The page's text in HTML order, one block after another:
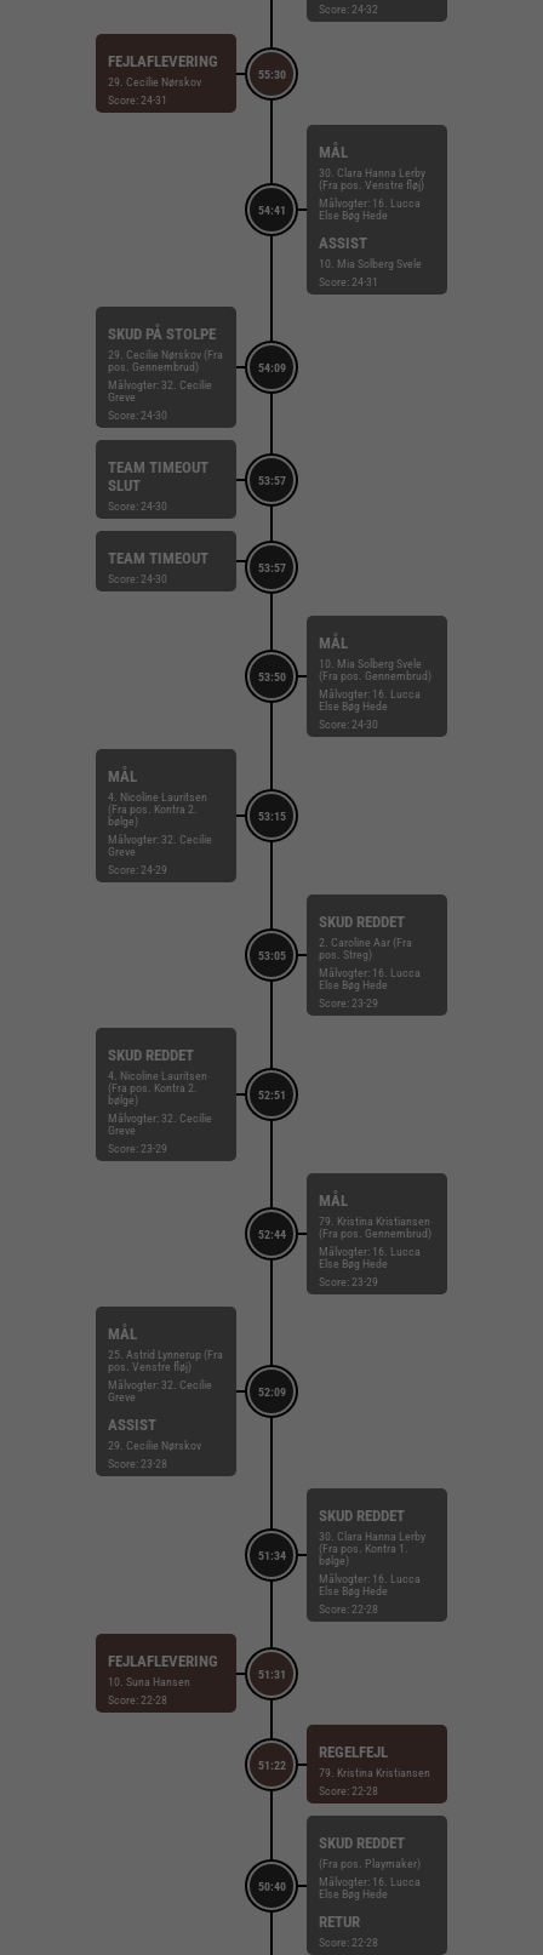
Score: 24-32
55:30
FEJLAFLEVERING
29. Cecilie Nørskov
Score: 24-31
54:41
MÅL
30. Clara Hanna Lerby
(Fra pos. Venstre fløj)
Målvogter: 16. Lucca
Else Bøg Hede
ASSIST
10. Mia Solberg Svele
Score: 24-31
54:09
SKUD PÅ STOLPE
29. Cecilie Nørskov (Fra
pos. Gennembrud)
Målvogter: 32. Cecilie
Greve
Score: 24-30
53:57
TEAM TIMEOUT
SLUT
Score: 24-30
53:57
TEAM TIMEOUT
Score: 24-30
53:50
MÅL
10. Mia Solberg Svele
(Fra pos. Gennembrud)
Målvogter: 16. Lucca
Else Bøg Hede
Score: 24-30
53:15
MÅL
4. Nicoline Lauritsen
(Fra pos. Kontra 2.
bølge)
Målvogter: 32. Cecilie
Greve
Score: 24-29
53:05
SKUD REDDET
2. Caroline Aar (Fra
pos. Streg)
Målvogter: 16. Lucca
Else Bøg Hede
Score: 23-29
52:51
SKUD REDDET
4. Nicoline Lauritsen
(Fra pos. Kontra 2.
bølge)
Målvogter: 32. Cecilie
Greve
Score: 23-29
52:44
MÅL
79. Kristina Kristiansen
(Fra pos. Gennembrud)
Målvogter: 16. Lucca
Else Bøg Hede
Score: 23-29
52:09
MÅL
25. Astrid Lynnerup (Fra
pos. Venstre fløj)
Målvogter: 32. Cecilie
Greve
ASSIST
29. Cecilie Nørskov
Score: 23-28
51:34
SKUD REDDET
30. Clara Hanna Lerby
(Fra pos. Kontra 1.
bølge)
Målvogter: 16. Lucca
Else Bøg Hede
Score: 22-28
51:31
FEJLAFLEVERING
10. Suna Hansen
Score: 22-28
51:22
REGELFEJL
79. Kristina Kristiansen
Score: 22-28
50:40
SKUD REDDET
(Fra pos. Playmaker)
Målvogter: 16. Lucca
Else Bøg Hede
RETUR
Score: 22-28